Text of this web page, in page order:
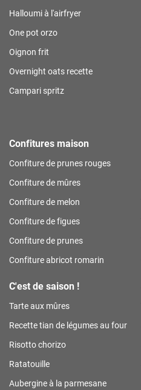
Halloumi à l'airfryer
One pot orzo
Oignon frit
Overnight oats recette
Campari spritz
Confitures maison
Confiture de prunes rouges
Confiture de mûres
Confiture de melon
Confiture de figues
Confiture de prunes
Confiture abricot romarin
C'est de saison !
Tarte aux mûres
Recette tian de légumes au four
Risotto chorizo
Ratatouille
Aubergine à la parmesane